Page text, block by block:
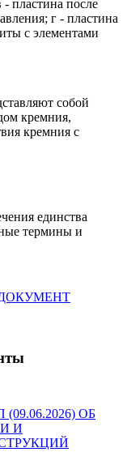
пластина после
г - пластина
с элементами
собой
кремния,
кремния с
единства
термины и
(09.06.2026) ОБ
И